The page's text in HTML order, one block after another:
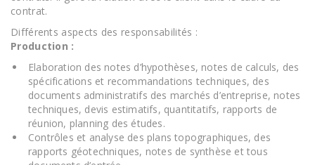
contrat.
Différents aspects des responsabilités :
Production :
Elaboration des notes d’hypothèses, notes de calculs, des
spécifications et recommandations techniques, des
documents administratifs des marchés d’entreprise, notes
techniques, devis estimatifs, quantitatifs, rapports de
réunion, planning des études.
Contrôles et analyse des plans topographiques, des
rapports géotechniques, notes de synthèse et tous